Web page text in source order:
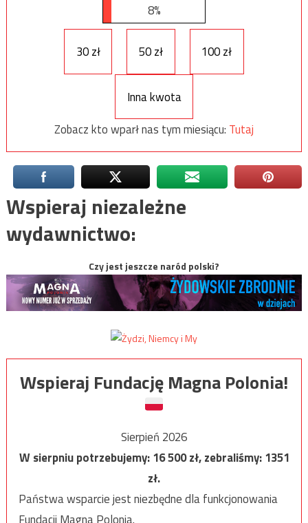
8%
30 zł 50 zł 100 zł
Inna kwota
Zobacz kto wparł nas tym miesiącu: Tutaj
Wspieraj niezależne
wydawnictwo:
Czy jest jeszcze naród polski?
Wspieraj Fundację Magna Polonia!
Sierpień 2026
W sierpniu potrzebujemy:16 500zł, zebraliśmy:1351
zł.
Państwa wsparcie jest niezbędne dla funkcjonowania